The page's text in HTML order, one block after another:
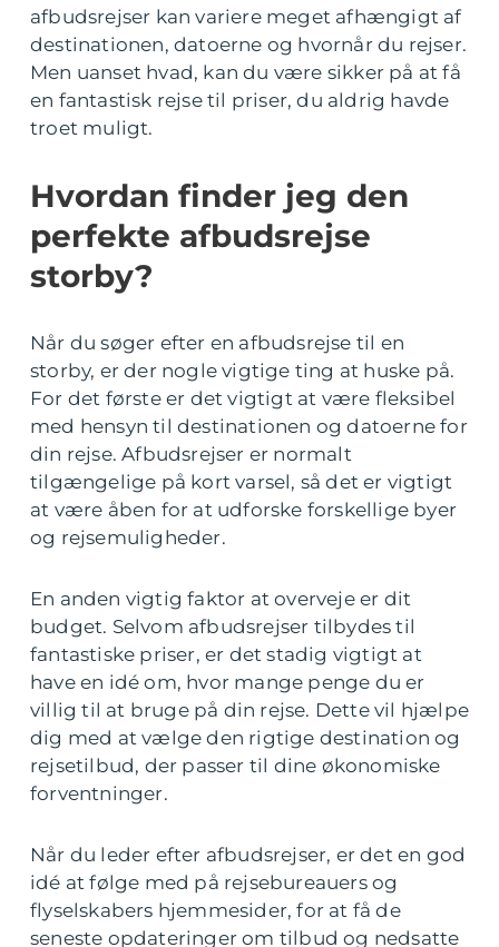
afbudsrejser kan variere meget afhængigt af
destinationen, datoerne og hvornår du rejser.
Men uanset hvad, kan du være sikker på at få
en fantastisk rejse til priser, du aldrig havde
troet muligt.
Hvordan finder jeg den
perfekte afbudsrejse
storby?
Når du søger efter en afbudsrejse til en
storby, er der nogle vigtige ting at huske på.
For det første er det vigtigt at være fleksibel
med hensyn til destinationen og datoerne for
din rejse. Afbudsrejser er normalt
tilgængelige på kort varsel, så det er vigtigt
at være åben for at udforske forskellige byer
og rejsemuligheder.
En anden vigtig faktor at overveje er dit
budget. Selvom afbudsrejser tilbydes til
fantastiske priser, er det stadig vigtigt at
have en idé om, hvor mange penge du er
villig til at bruge på din rejse. Dette vil hjælpe
dig med at vælge den rigtige destination og
rejsetilbud, der passer til dine økonomiske
forventninger.
Når du leder efter afbudsrejser, er det en god
idé at følge med på rejsebureauers og
flyselskabers hjemmesider, for at få de
seneste opdateringer om tilbud og nedsatte